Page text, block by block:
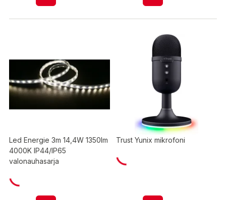
Led Energie 3m 14,4W 1350lm
4000K IP44/IP65
valonauhasarja
Trust Yunix mikrofoni